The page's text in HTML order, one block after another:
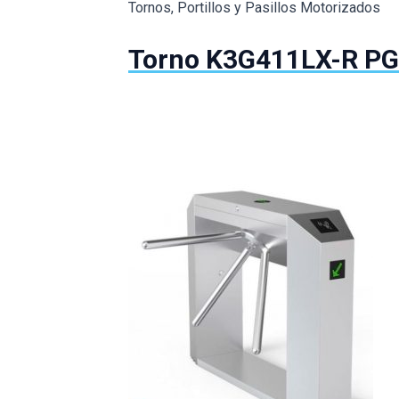
Tornos, Portillos y Pasillos Motorizados
Torno K3G411LX-R